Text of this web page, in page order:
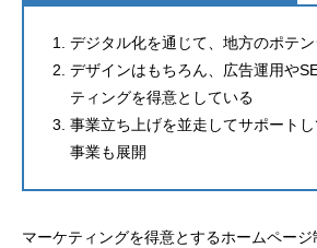
デジタル化を通じて、地方のポテ
デザインはもちろん、広告運用や
ティングを得意としている
事業立ち上げを並走してサポート
事業も展開
マーケティングを得意とするホームペー